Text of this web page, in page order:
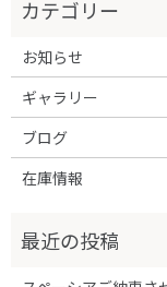
お知らせ
ギャラリー
ブログ
在庫情報